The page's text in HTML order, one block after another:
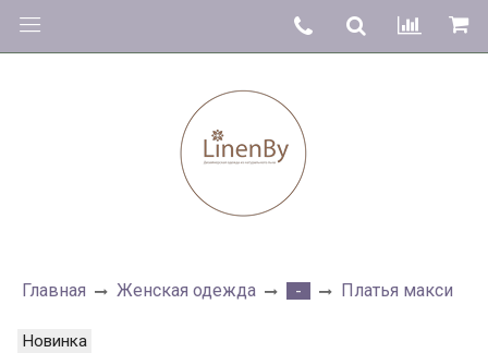
Главная Женская одежда - Платья макси
Новинка